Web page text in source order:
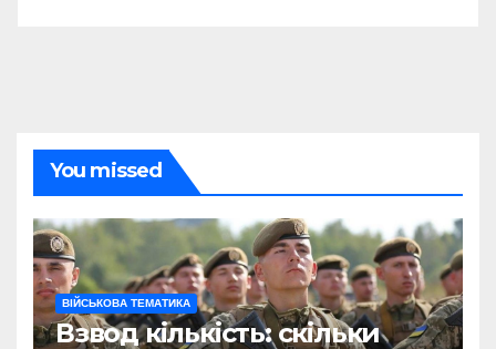
You missed
ВІЙСЬКОВА ТЕМАТИКА
Взвод кількість: скільки